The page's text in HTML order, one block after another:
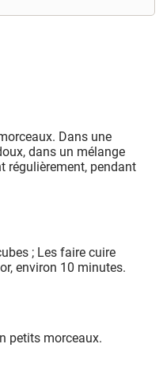
Dans une
dans un mélange
régulièrement, pendant
; Les faire cuire
environ 10 minutes.
petits morceaux.